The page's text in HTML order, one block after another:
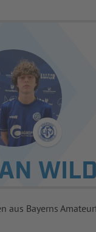
WILD
aus Bayerns